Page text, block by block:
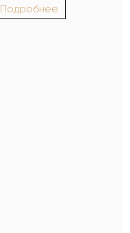
Подробнее